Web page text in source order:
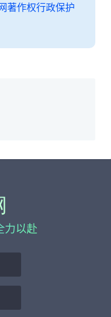
著作权行政保护
以赴